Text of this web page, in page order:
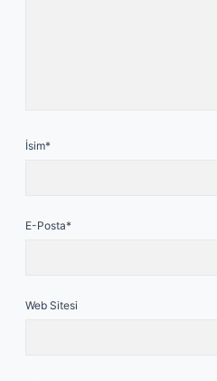
İsim*
E-Posta*
Web Sitesi